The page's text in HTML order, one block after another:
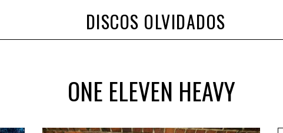
DISCOS OLVIDADOS
ONE ELEVEN HEAVY